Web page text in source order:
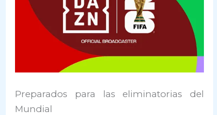
Preparados para las eliminatorias del
Mundial